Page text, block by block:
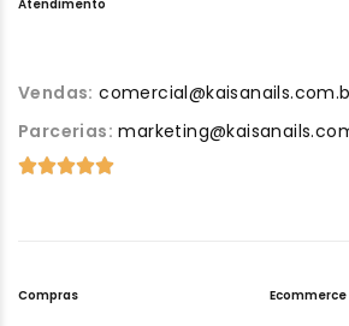
Atendimento
Vendas:
Parcerias:
Compras Ecommerce